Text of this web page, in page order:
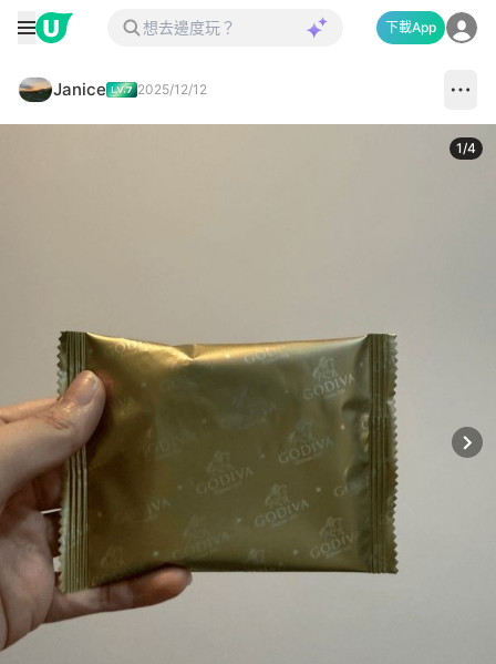
下載App
Janice 2025/12/12
1/4